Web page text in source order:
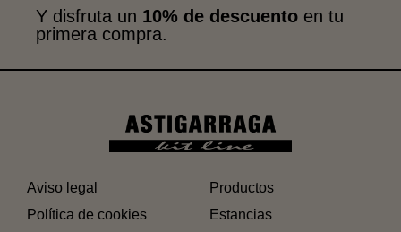
Y disfruta un 10% de descuento en tu
primera compra.
Aviso legal
Política de cookies
Productos
Estancias